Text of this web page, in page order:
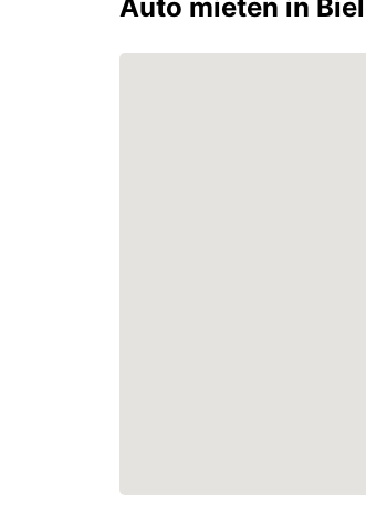
Auto mieten in